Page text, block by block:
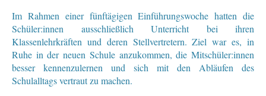
Im Rahmen einer fünftägigen Einführungswoche hatten die
Schüler:innen ausschließlich Unterricht bei ihren
Klassenlehrkräften und deren Stellvertretern. Ziel war es, in
Ruhe in der neuen Schule anzukommen, die Mitschüler:innen
besser kennenzulernen und sich mit den Abläufen des
Schulalltags vertraut zu machen.